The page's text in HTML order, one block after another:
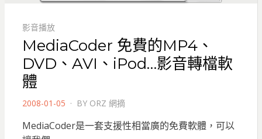
影音播放
MediaCoder 免費的MP4、
DVD、AVI、iPod…影音轉檔軟
體
POSTED
2008-01-05 BY ORZ 網摘
MediaCoder是一套支援性相當廣的免費軟體，可以